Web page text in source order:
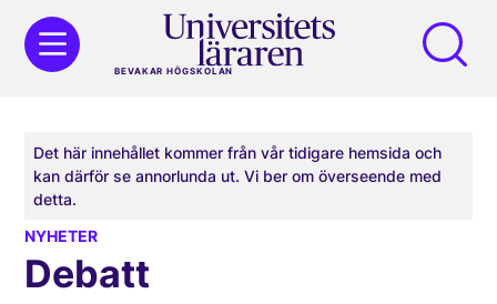
BEVAKAR HÖGSKOLAN
Det här innehållet kommer från vår tidigare hemsida och
kan därför se annorlunda ut. Vi ber om överseende med
detta.
NYHETER
Debatt